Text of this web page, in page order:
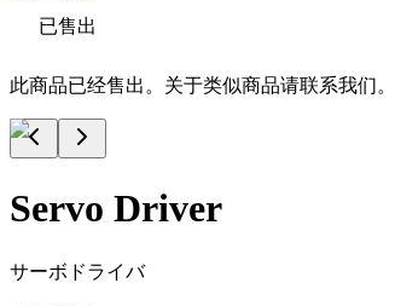
已售出
此商品已经售出。关于类似商品请联系我们。
Servo Driver
サーボドライバ